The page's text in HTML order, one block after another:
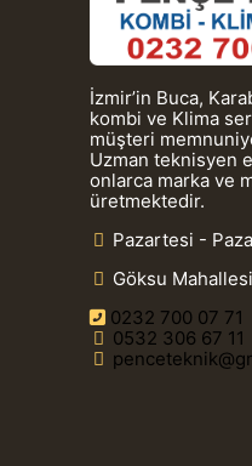
İzmir’in Buca,
kombi ve Klima
müşteri
Uzman teknisyen
onlarca marka ve
üretmektedir.
Pazartesi -
Göksu
0232 700 07 71
0532 306 67 11